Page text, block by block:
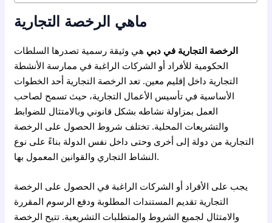
ماهي الرخصة التجارية
الرخصة التجارية في دبي هي وثيقة رسمية تصدرها السلطات
الحكومية للأفراد أو الشركات الراغبة في ممارسة الأنشطة
التجارية داخل إقليم معين. تعد الرخصة التجارية أحد الخطوات
الأساسية في تأسيس الأعمال التجارية، حيث تسمح لصاحب
العمل بمزاولة نشاطه بشكل قانوني وبالامتثال للضوابط
والتشريعات المحلية. تختلف شروط الحصول على الرخصة
التجارية من دولة إلى أخرى وحتى داخل نفس الدولة بناءً على نوع
النشاط التجاري والقوانين المعمول بها.
يجب على الأفراد أو الشركات الراغبة في الحصول على الرخصة
التجارية تقديم المستندات المطلوبة ودفع الرسوم المقررة
والامتثال لجميع الشروط والمتطلبات التشريعية. تتيح الرخصة